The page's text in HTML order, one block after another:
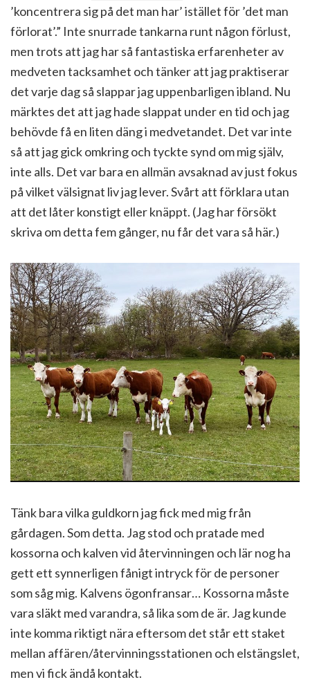
’koncentrera sig på det man har’ istället för ’det man
förlorat’.” Inte snurrade tankarna runt någon förlust,
men trots att jag har så fantastiska erfarenheter av
medveten tacksamhet och tänker att jag praktiserar
det varje dag så slappar jag uppenbarligen ibland. Nu
märktes det att jag hade slappat under en tid och jag
behövde få en liten däng i medvetandet. Det var inte
så att jag gick omkring och tyckte synd om mig själv,
inte alls. Det var bara en allmän avsaknad av just fokus
på vilket välsignat liv jag lever. Svårt att förklara utan
att det låter konstigt eller knäppt. (Jag har försökt
skriva om detta fem gånger, nu får det vara så här.)
Tänk bara vilka guldkorn jag fick med mig från
gårdagen. Som detta. Jag stod och pratade med
kossorna och kalven vid återvinningen och lär nog ha
gett ett synnerligen fånigt intryck för de personer
som såg mig. Kalvens ögonfransar… Kossorna måste
vara släkt med varandra, så lika som de är. Jag kunde
inte komma riktigt nära eftersom det står ett staket
mellan affären/återvinningsstationen och elstängslet,
men vi fick ändå kontakt.